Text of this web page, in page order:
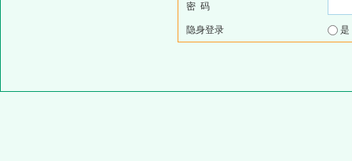
密 码
隐身登录